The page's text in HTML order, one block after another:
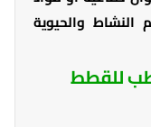
النشاط والحيوية
للقطط